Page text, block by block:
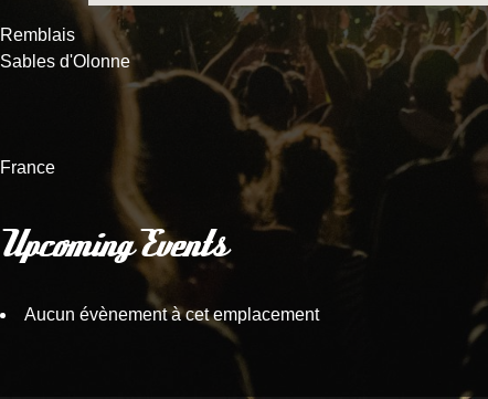
Remblais
Sables d'Olonne
France
Upcoming Events
Aucun évènement à cet emplacement